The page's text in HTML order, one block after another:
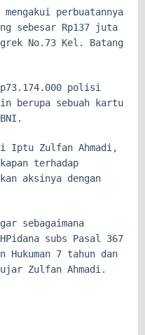
perbuatannya
sebesar Rp137 juta
No.73 Kel. Batang
polisi
berupa sebuah kartu
Iptu Zulfan Ahmadi,
terhadap
aksinya dengan
sebagaimana
subs Pasal 367
Hukuman 7 tahun dan
Zulfan Ahmadi.